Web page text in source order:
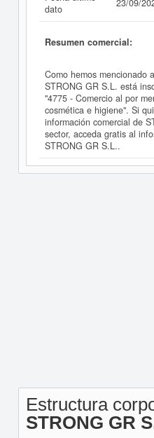
dato
23/09/
Resumen comercial:
Como hemos mencionado
STRONG GR S.L. está
"4775 - Comercio al por
cosmética e higiene". Si
información comercial de
sector, acceda gratis al
STRONG GR S.L..
Estructura
STRONG GR